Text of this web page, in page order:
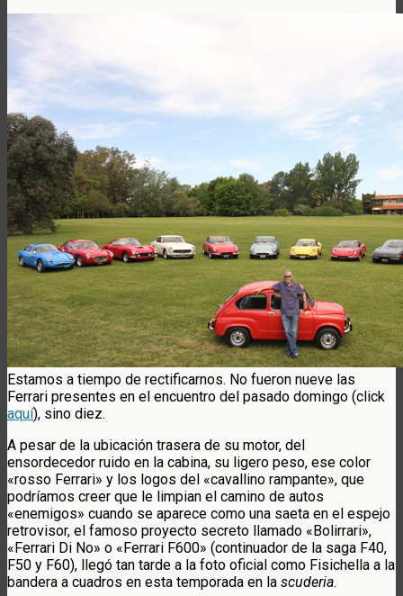
Estamos a tiempo de rectificarnos. No fueron nueve las
Ferrari presentes en el encuentro del pasado domingo (click
aquí), sino diez.
A pesar de la ubicación trasera de su motor, del
ensordecedor ruido en la cabina, su ligero peso, ese color
«rosso Ferrari» y los logos del «cavallino rampante», que
podríamos creer que le limpian el camino de autos
«enemigos» cuando se aparece como una saeta en el espejo
retrovisor, el famoso proyecto secreto llamado «Bolirrari»,
«Ferrari Di No» o «Ferrari F600» (continuador de la saga F40,
F50 y F60), llegó tan tarde a la foto oficial como Fisichella a la
bandera a cuadros en esta temporada en la scuderia.